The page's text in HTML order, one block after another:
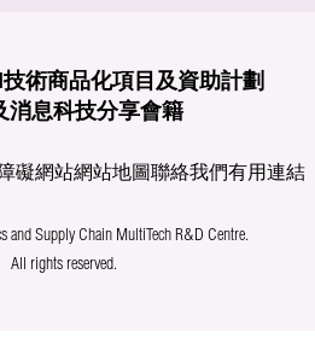
技術商品化項目及資助計劃
消息科技分享會籍
礙網站網站地圖聯絡我們有用連結
Supply Chain MultiTech R&D Centre.
All rights reserved.